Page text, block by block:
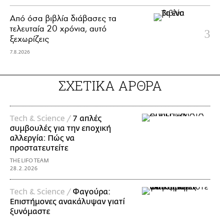
Από όσα βιβλία διάβασες τα
τελευταία 20 χρόνια, αυτό
ξεχωρίζεις
7.8.2026
ΣΧΕΤΙΚΑ ΑΡΘΡΑ
Τech & Science / 7 απλές
συμβουλές για την εποχική
αλλεργία: Πώς να
προστατευτείτε
THE LIFO TEAM
28.2.2026
Τech & Science /Φαγούρα:
Επιστήμονες ανακάλυψαν γιατί
ξυνόμαστε